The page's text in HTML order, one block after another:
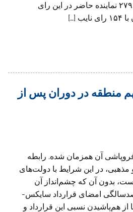
برای نواب رئیس از میان ۲۷۹ نماینده حاضر در این رای
[…]
منطقه در دوران پس از
فروپاشی آن همزمان شده. رابطه
در این شرایط با دولت‌های
بدون آن که چشم‌انداز آن
امضای قرارداد سایکس-
هم‌پاشیدن نسبی این قرارداد و